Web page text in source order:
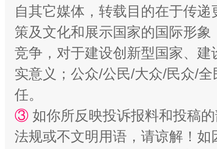
“蜀中异人”王建安的艺术幻境
自其它媒体，转载目的在于传
策及文化和展示国家的国际形
竞争，对于建设创新型国家、
实意义；公众/公民/大众/民众/
任。
③ 如你所反映投诉报料和投稿
法规或不文明用语，请谅解！